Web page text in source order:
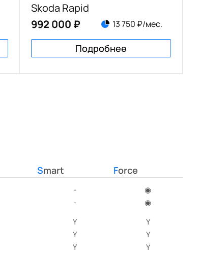
Skoda Rapid
992 000 ₽
13 750 ₽/мес.
Подробнее
Smart Force
-
◉
-
◉
Y
Y
Y
Y
Y
Y